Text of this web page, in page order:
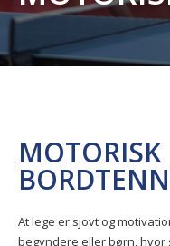
MOTORISK
At lege er sjovt og
begyndere eller børn, hvor